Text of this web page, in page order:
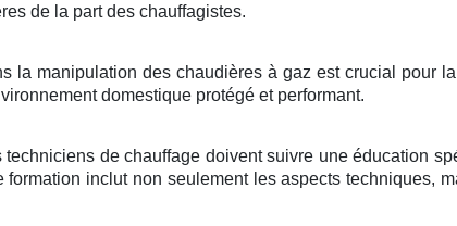
de la part des chauffagistes.
la manipulation des chaudières à gaz est crucial pour
domestique protégé et performant.
techniciens de chauffage doivent suivre une éducation
formation inclut non seulement les aspects techniques,